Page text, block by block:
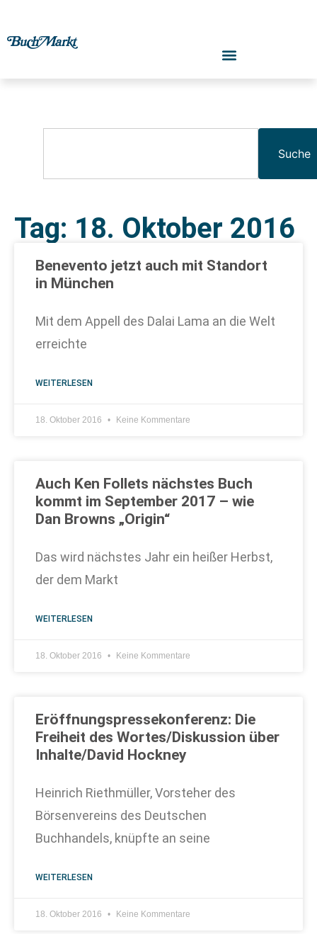
Suche
Tag: 18. Oktober 2016
Benevento jetzt auch mit Standort
in München
Mit dem Appell des Dalai Lama an die Welt
erreichte
WEITERLESEN
18. Oktober 2016 Keine Kommentare
Auch Ken Follets nächstes Buch
kommt im September 2017 – wie
Dan Browns „Origin“
Das wird nächstes Jahr ein heißer Herbst,
der dem Markt
WEITERLESEN
18. Oktober 2016 Keine Kommentare
Eröffnungspressekonferenz: Die
Freiheit des Wortes/Diskussion über
Inhalte/David Hockney
Heinrich Riethmüller, Vorsteher des
Börsenvereins des Deutschen
Buchhandels, knüpfte an seine
WEITERLESEN
18. Oktober 2016 Keine Kommentare